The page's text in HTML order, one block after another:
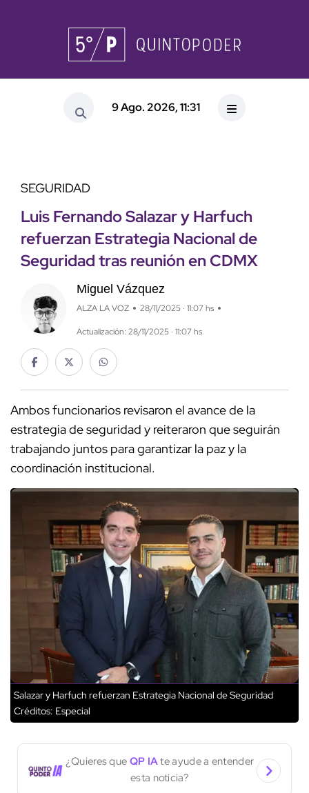
9 Ago. 2026, 11:31
SEGURIDAD
Luis Fernando Salazar y Harfuch
refuerzan Estrategia Nacional de
Seguridad tras reunión en CDMX
Miguel Vázquez
ALZA LA VOZ 28/11/2025 · 11:07 hs
Actualización: 28/11/2025 · 11:07 hs
Ambos funcionarios revisaron el avance de la
estrategia de seguridad y reiteraron que seguirán
trabajando juntos para garantizar la paz y la
coordinación institucional.
Salazar y Harfuch refuerzan Estrategia Nacional de Seguridad
Créditos: Especial
¿Quieres que QP IAte ayude a entender
esta noticia?